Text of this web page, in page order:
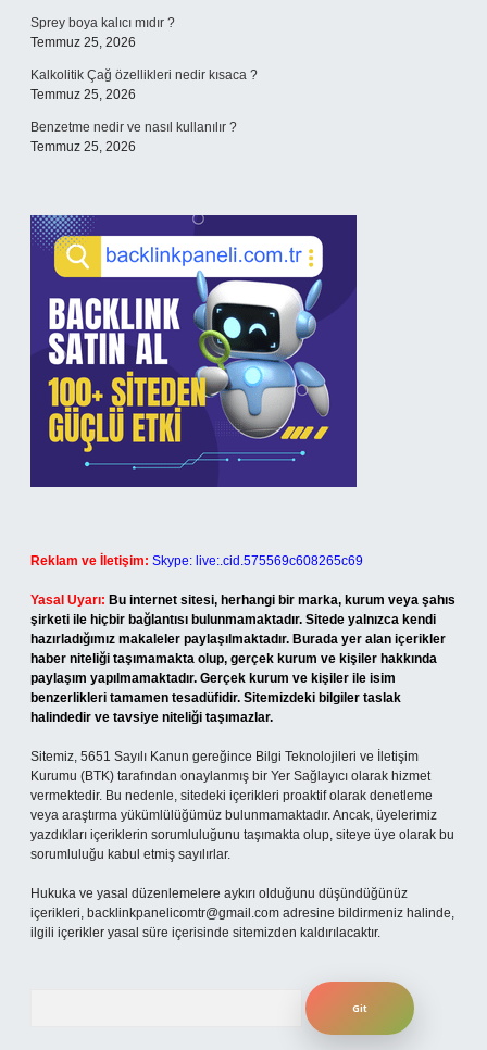
Sprey boya kalıcı mıdır ?
Temmuz 25, 2026
Kalkolitik Çağ özellikleri nedir kısaca ?
Temmuz 25, 2026
Benzetme nedir ve nasıl kullanılır ?
Temmuz 25, 2026
Reklam ve İletişim: Skype: live:.cid.575569c608265c69
Yasal Uyarı: Bu internet sitesi, herhangi bir marka, kurum veya şahıs
şirketi ile hiçbir bağlantısı bulunmamaktadır. Sitede yalnızca kendi
hazırladığımız makaleler paylaşılmaktadır. Burada yer alan içerikler
haber niteliği taşımamakta olup, gerçek kurum ve kişiler hakkında
paylaşım yapılmamaktadır. Gerçek kurum ve kişiler ile isim
benzerlikleri tamamen tesadüfidir. Sitemizdeki bilgiler taslak
halindedir ve tavsiye niteliği taşımazlar.
Sitemiz, 5651 Sayılı Kanun gereğince Bilgi Teknolojileri ve İletişim
Kurumu (BTK) tarafından onaylanmış bir Yer Sağlayıcı olarak hizmet
vermektedir. Bu nedenle, sitedeki içerikleri proaktif olarak denetleme
veya araştırma yükümlülüğümüz bulunmamaktadır. Ancak, üyelerimiz
yazdıkları içeriklerin sorumluluğunu taşımakta olup, siteye üye olarak bu
sorumluluğu kabul etmiş sayılırlar.
Hukuka ve yasal düzenlemelere aykırı olduğunu düşündüğünüz
içerikleri, backlinkpanelicomtr@gmail.com adresine bildirmeniz halinde,
ilgili içerikler yasal süre içerisinde sitemizden kaldırılacaktır.